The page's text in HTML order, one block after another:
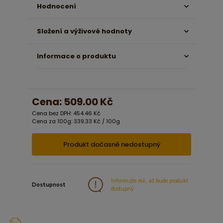
Hodnocení
Složení a výživové hodnoty
Informace o produktu
Cena: 509.00 Kč
Cena bez DPH: 454.46 Kč
Cena za 100g: 339.33 Kč / 100g
Produkt dočasně nedostupný
Dostupnost
Informujte mě, až bude produkt
dostupný.